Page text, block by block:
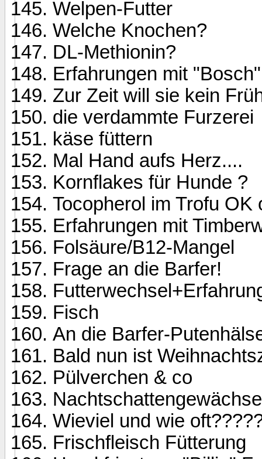
Welpen-Futter
Welche Knochen?
DL-Methionin?
Erfahrungen mit
Zur Zeit will sie kein
die verdammte Furzerei
käse füttern
Mal Hand aufs Herz....
Kornflakes für Hunde ?
Tocopherol im Trofu OK
Erfahrungen mit
Folsäure/B12-Mangel
Frage an die Barfer!
Fisch
An die Barfer-
Bald nun ist
Pülverchen & co
Nachtschattengewächse
Wieviel und wie
Frischfleisch Fütterung